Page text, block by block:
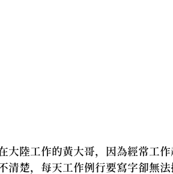
大陸工作的黃大哥，因為經常工
清楚，每天工作例行要寫字卻無